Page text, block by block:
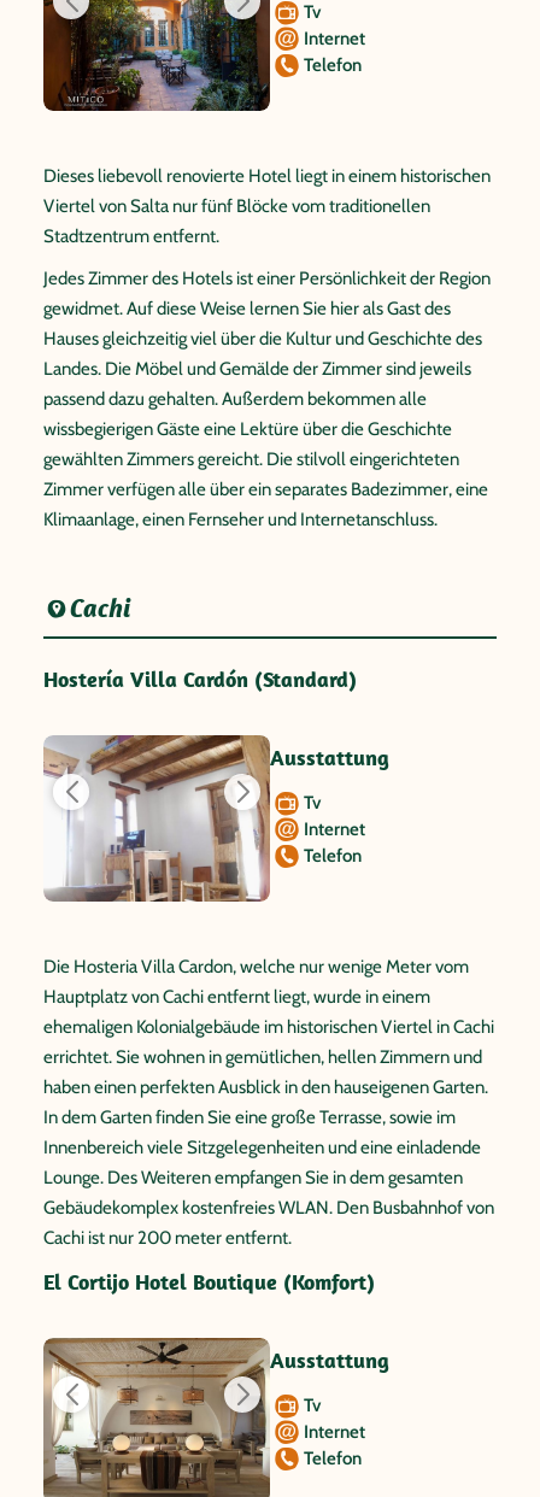
Tv
Internet
Telefon
Dieses liebevoll renovierte Hotel liegt in einem historischen
Viertel von Salta nur fünf Blöcke vom traditionellen
Stadtzentrum entfernt.
Jedes Zimmer des Hotels ist einer Persönlichkeit der Region
gewidmet. Auf diese Weise lernen Sie hier als Gast des
Hauses gleichzeitig viel über die Kultur und Geschichte des
Landes. Die Möbel und Gemälde der Zimmer sind jeweils
passend dazu gehalten. Außerdem bekommen alle
wissbegierigen Gäste eine Lektüre über die Geschichte
gewählten Zimmers gereicht. Die stilvoll eingerichteten
Zimmer verfügen alle über ein separates Badezimmer, eine
Klimaanlage, einen Fernseher und Internetanschluss.
Cachi
Hostería Villa Cardón (Standard)
Ausstattung
Tv
Internet
Telefon
Die Hosteria Villa Cardon, welche nur wenige Meter vom
Hauptplatz von Cachi entfernt liegt, wurde in einem
ehemaligen Kolonialgebäude im historischen Viertel in Cachi
errichtet. Sie wohnen in gemütlichen, hellen Zimmern und
haben einen perfekten Ausblick in den hauseigenen Garten.
In dem Garten finden Sie eine große Terrasse, sowie im
Innenbereich viele Sitzgelegenheiten und eine einladende
Lounge. Des Weiteren empfangen Sie in dem gesamten
Gebäudekomplex kostenfreies WLAN. Den Busbahnhof von
Cachi ist nur 200 meter entfernt.
El Cortijo Hotel Boutique (Komfort)
Ausstattung
Tv
Internet
Telefon